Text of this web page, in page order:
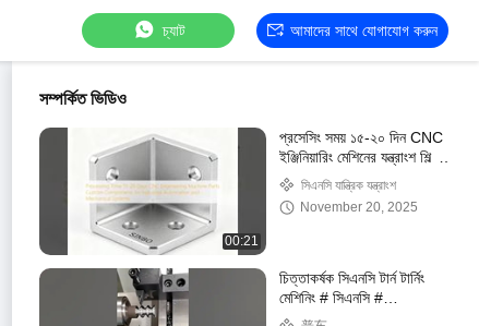
চ্যাট আমাদের সাথে যোগাযোগ করুন
সম্পর্কিত ভিডিও
00:21
প্রসেসিং সময় ১৫-২০ দিন CNC
ইঞ্জিনিয়ারিং মেশিনের যন্ত্রাংশ শিল্প
অটোমেশন এবং যান্ত্রিক সিস্টেমের
জন্য কাস্টম উপাদান
সিএনসি যান্ত্রিক যন্ত্রাংশ
November 20, 2025
চিত্তাকর্ষক সিএনসি টার্ন টার্নিং
মেশিনিং # সিএনসি #
সিএনসিটার্নিং # সিএনসি মেশিনিং